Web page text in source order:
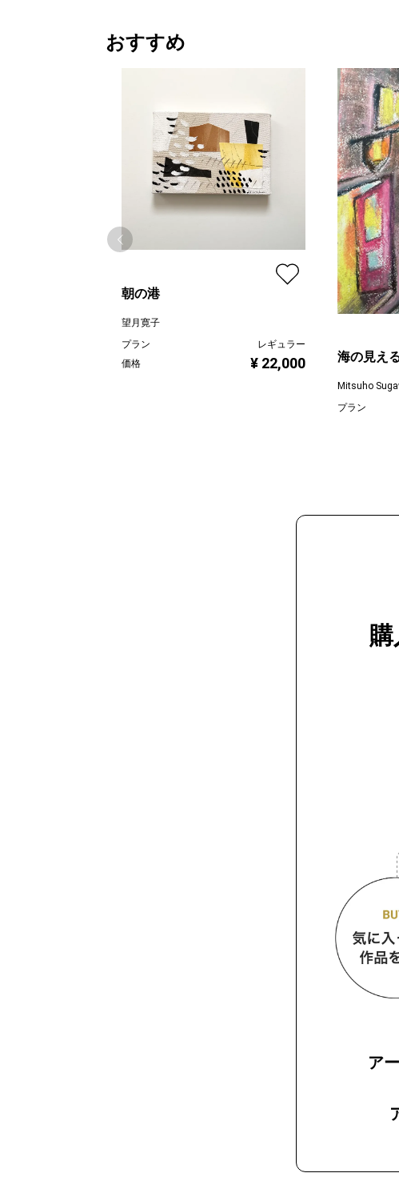
おすすめ
朝の港
望月寛子
プラン
レギュラー
価格
¥ 22,000 海の見え
Mitsuho
プラン
ア